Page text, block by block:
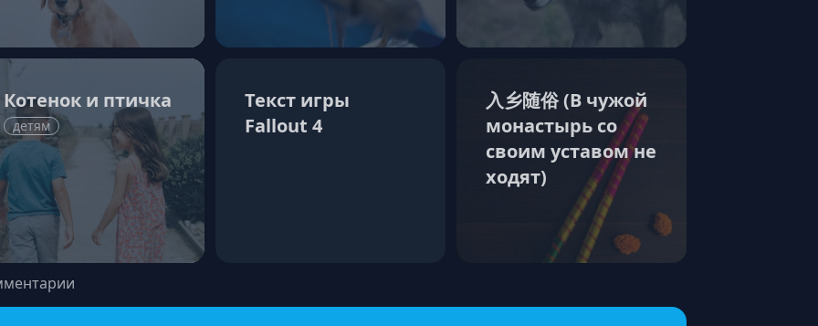
Котенок и птичка
детям
Текст игры
Fallout 4
入乡随俗 (В чужой
монастырь со
своим уставом не
ходят)